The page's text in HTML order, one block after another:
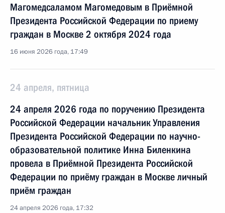
Магомедсаламом Магомедовым в Приёмной
Президента Российской Федерации по приему
граждан в Москве 2 октября 2024 года
16 июня 2026 года, 17:49
24 апреля, пятница
24 апреля 2026 года по поручению Президента
Российской Федерации начальник Управления
Президента Российской Федерации по научно-
образовательной политике Инна Биленкина
провела в Приёмной Президента Российской
Федерации по приёму граждан в Москве личный
приём граждан
24 апреля 2026 года, 17:32